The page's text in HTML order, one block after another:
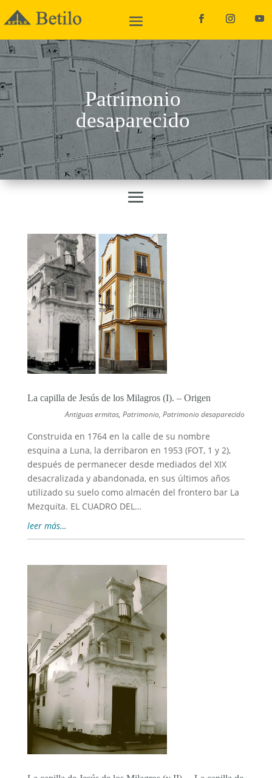
Patrimonio
desaparecido
La capilla de Jesús de los Milagros (I). – Origen
Antiguas ermitas,Patrimonio,Patrimonio desaparecido
Construida en 1764 en la calle de su nombre
esquina a Luna, la derribaron en 1953 (FOT, 1 y 2),
después de permanecer desde mediados del XIX
desacralizada y abandonada, en sus últimos años
utilizado su suelo como almacén del frontero bar La
Mezquita. EL CUADRO DEL…
leer más…